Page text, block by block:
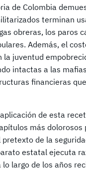
de Colombia
terminan
obreras, los paros
Además, el
la juventud
intactas a las
financieras
de esta
más dolorosos
pretexto de la
estatal ejecuta
lo largo de los años